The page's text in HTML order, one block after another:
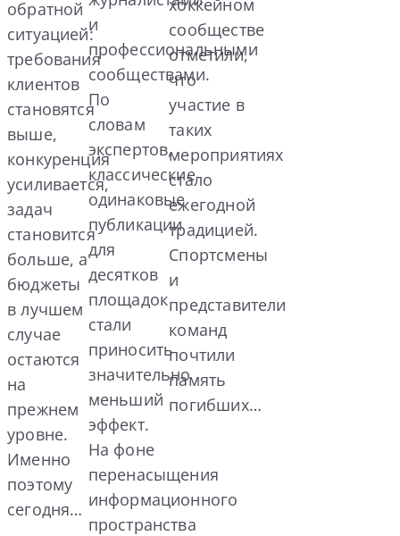
обратной
ситуацией:
требования
клиентов
становятся
выше,
конкуренция
усиливается,
задач
становится
больше, а
бюджеты
в лучшем
случае
остаются
на
прежнем
уровне.
Именно
поэтому
сегодня…
и
профессиональными
сообществами.
По
словам
экспертов,
классические
одинаковые
публикации
для
десятков
площадок
стали
приносить
значительно
меньший
эффект.
На фоне
перенасыщения
информационного
пространства
сообществе
отметили,
что
участие в
таких
мероприятиях
стало
ежегодной
традицией.
Спортсмены
и
представители
команд
почтили
память
погибших…